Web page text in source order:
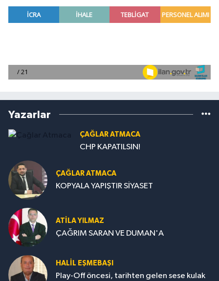
Yazarlar
ÇAĞLAR ATMACA
CHP KAPATILSIN!
ÇAĞLAR ATMACA
KOPYALA YAPIŞTIR SİYASET
ATILA YILMAZ
ÇAĞRIM SARAN VE DUMAN'A
HALIL EŞMEBAŞI
Play-Off öncesi, tarihten gelen sese kulak